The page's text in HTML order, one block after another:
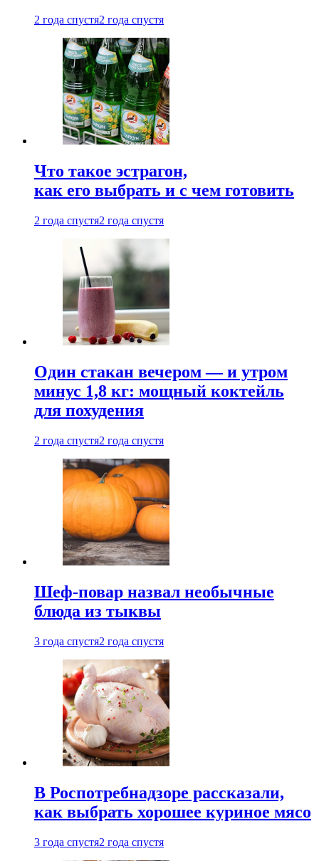
2 года спустя2 года спустя
Что такое эстрагон,
как его выбрать и с чем готовить
2 года спустя2 года спустя
Один стакан вечером — и утром
минус 1,8 кг: мощный коктейль
для похудения
2 года спустя2 года спустя
Шеф-повар назвал необычные
блюда из тыквы
3 года спустя2 года спустя
В Роспотребнадзоре рассказали,
как выбрать хорошее куриное мясо
3 года спустя2 года спустя